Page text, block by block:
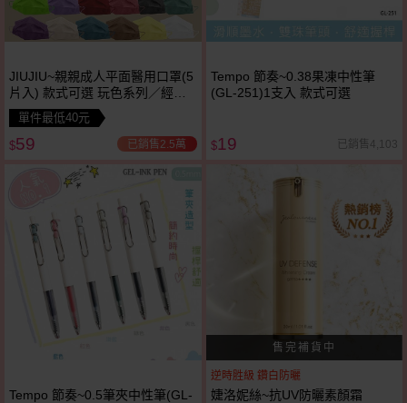
JIUJIU~親親成人平面醫用口罩(5
片入) 款式可選 玩色系列／經典
素色系列／幻彩炫色系列／紗霧
系列／輕親系列 MD雙鋼印
單件最低40元
$59 已銷售2.5萬
Tempo 節奏~0.38果凍中性筆
(GL-251)1支入 款式可選
$19 已銷售4,103
Tempo 節奏~0.5筆夾中性筆(GL-
逆時胜級 鑽白防曬
婕洛妮絲~抗UV防曬素顏霜